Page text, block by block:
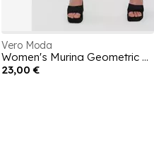
Vero Moda
Women's Murina Geometric Print Tapered Trouser
23,00 €